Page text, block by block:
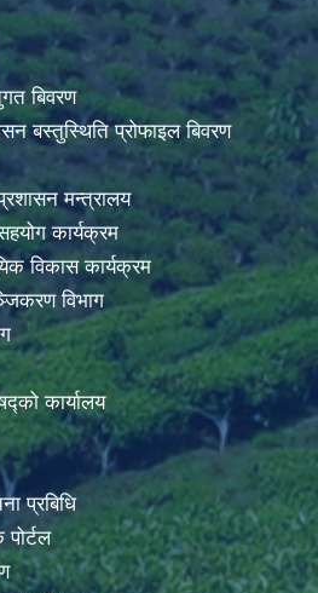
बिवरण
बस्तुस्थिति प्रोफाइल बिवरण
मन्त्रालय
कार्यक्रम
विकास कार्यक्रम
विभाग
कार्यालय
प्रबिधि